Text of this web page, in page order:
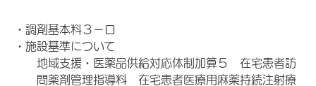
・調剤基本料３－ロ
・施設基準について
地域支援・医薬品供給対応体制加算５ 在宅患者訪
問薬剤管理指導料 在宅患者医療用麻薬持続注射療